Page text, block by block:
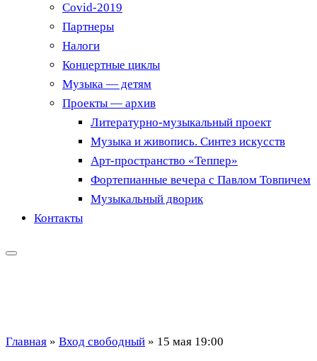
Covid-2019
Партнеры
Налоги
Концертные циклы
Музыка — детям
Проекты — архив
Литературно-музыкальный проект
Музыка и живопись. Синтез искусств
Арт-пространство «Теппер»
Фортепианные вечера с Павлом Товпичем
Музыкальный дворик
Контакты
Главная » Вход свободный » 15 мая 19:00